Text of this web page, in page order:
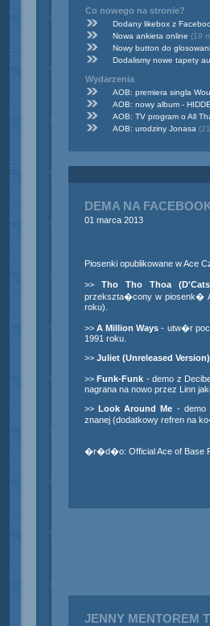
Co nowego na stronie?
Dodany likebox z
Nowa ankieta online (19
Nowy button do
Dodalismy nowe tapety
Wydarzenia
AOB: premiera singla
AOB: nowy album -
AOB: TV program o All
AOB: urodziny Jonasa
DEMA NA
01 marca 2013
Piosenki opublikowane w Ace
>> Tho Tho Thoa
przekszta�cony w piosenk�
roku).
>> A Million Ways - utw�r
1991 roku.
>> Juliet (Unreleased Version)
>> Funk-Funk - demo z
nagrana na nowo przez Linn
>> Look Around Me - demo
znanej (dodatkowy refren na
�r�d�o: Official Ace of Base
JENNY MENTOREM